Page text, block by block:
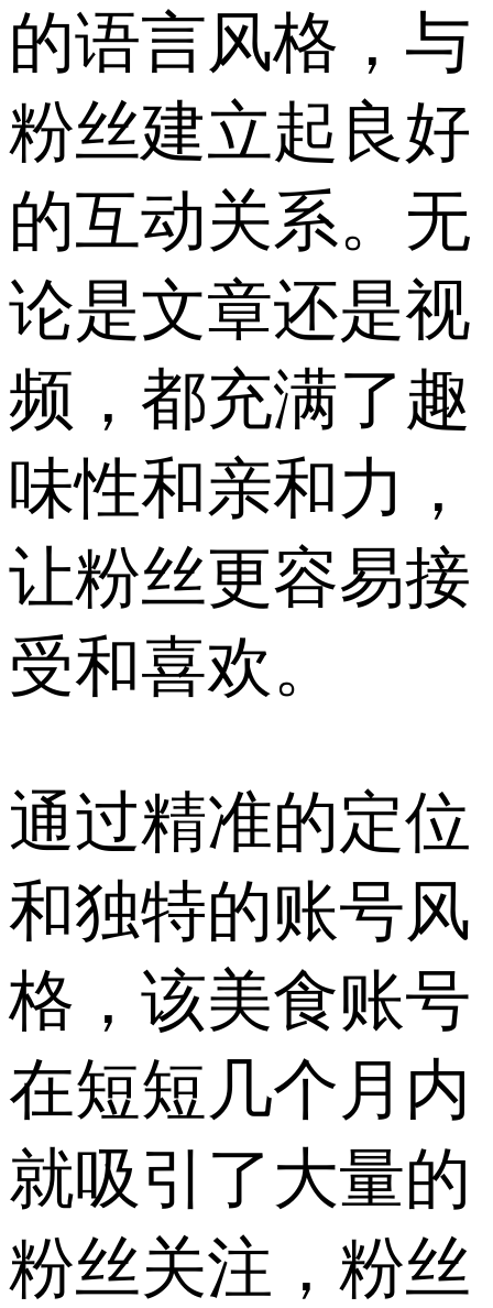
的语言风格，与
粉丝建立起良好
的互动关系。无
论是文章还是视
频，都充满了趣
味性和亲和力，
让粉丝更容易接
受和喜欢。
通过精准的定位
和独特的账号风
格，该美食账号
在短短几个月内
就吸引了大量的
粉丝关注，粉丝